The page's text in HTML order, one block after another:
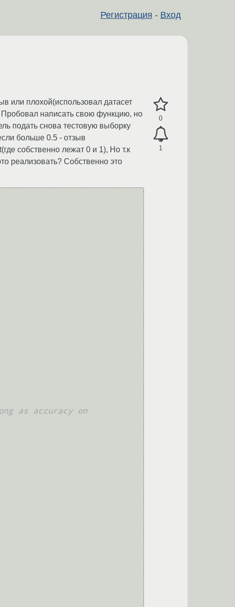
Регистрация - Вход
0
1
или плохой(использовал датасет
написать свою функцию, но
подать снова тестовую выборку
больше 0.5 - отзыв
собственно лежат 0 и 1), Но т.к
реализовать? Собственно это
as accuracy on